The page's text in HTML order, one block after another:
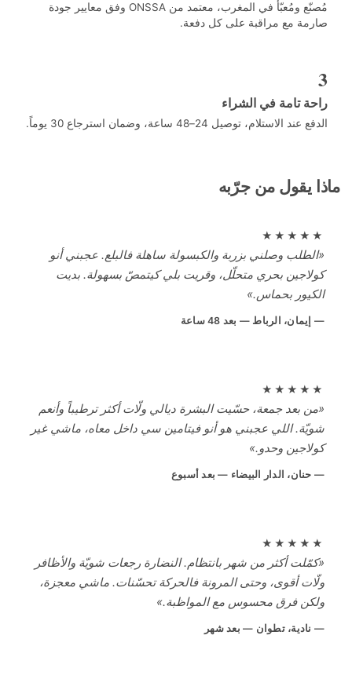
مُصنّع ومُعبّأ في المغرب، معتمد من ONSSA وفق معايير جودة
مع مراقبة على كل دفعة.
تامة في الشراء
الاستلام، توصيل 24–48 ساعة، وضمان استرجاع 30 يوماً.
يقول من جرّبه
وصلني بزربة والكبسولة ساهلة فالبلع. عجبني أنو
بحري متحلّل، وقريت بلي كيتمصّ بسهولة. بديت
بحماس.»
إيمان، الرباط — بعد 48 ساعة
بعد جمعة، حسّيت البشرة ديالي ولّات أكثر ترطيباً وأنعم
اللي عجبني هو أنو فيتامين سي داخل معاه، ماشي غير
وحدو.»
حنان، الدار البيضاء — بعد أسبوع
أكثر من شهر بانتظام. النضارة رجعات شويّة والأظافر
أقوى، وحتى المرونة فالحركة تحسّنات. ماشي معجزة،
فرق محسوس مع المواظبة.»
نادية، تطوان — بعد شهر